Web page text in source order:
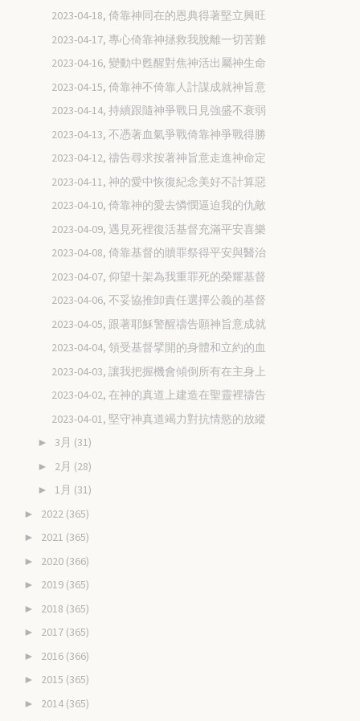
2023-04-18, 倚靠神同在的恩典得著堅立興旺
2023-04-17, 專心倚靠神拯救我脫離一切苦難
2023-04-16, 變動中甦醒對焦神活出屬神生命
2023-04-15, 倚靠神不倚靠人計謀成就神旨意
2023-04-14, 持續跟隨神爭戰日見強盛不衰弱
2023-04-13, 不憑著血氣爭戰倚靠神爭戰得勝
2023-04-12, 禱告尋求按著神旨意走進神命定
2023-04-11, 神的愛中恢復紀念美好不計算惡
2023-04-10, 倚靠神的愛去憐憫逼迫我的仇敵
2023-04-09, 遇見死裡復活基督充滿平安喜樂
2023-04-08, 倚靠基督的贖罪祭得平安與醫治
2023-04-07, 仰望十架為我重罪死的榮耀基督
2023-04-06, 不妥協推卸責任選擇公義的基督
2023-04-05, 跟著耶穌警醒禱告願神旨意成就
2023-04-04, 領受基督擘開的身體和立約的血
2023-04-03, 讓我把握機會傾倒所有在主身上
2023-04-02, 在神的真道上建造在聖靈裡禱告
2023-04-01, 堅守神真道竭力對抗情慾的放縱
► 3月 (31)
► 2月 (28)
► 1月 (31)
► 2022 (365)
► 2021 (365)
► 2020 (366)
► 2019 (365)
► 2018 (365)
► 2017 (365)
► 2016 (366)
► 2015 (365)
► 2014 (365)